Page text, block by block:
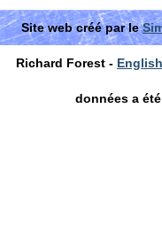
Site web créé par le
Richard Forest -
données a